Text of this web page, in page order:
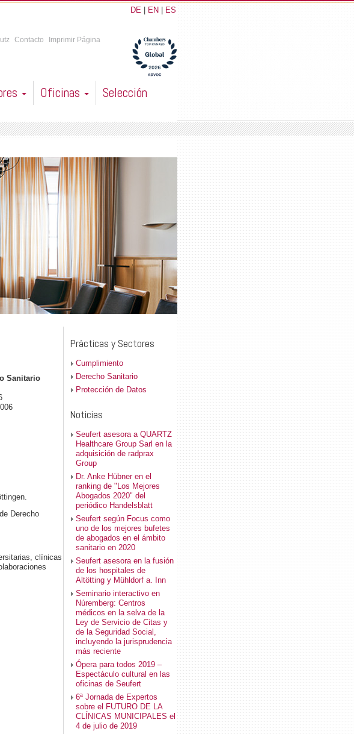
DE EN ES
Contacto Imprimir Página
Oficinas Selección
Sanitario
Derecho
clínicas
Prácticas y Sectores
Cumplimiento
Derecho Sanitario
Protección de Datos
Noticias
Seufert asesora a QUARTZ
Healthcare Group Sarl en la
adquisición de radprax
Group
Dr. Anke Hübner en el
ranking de "Los Mejores
Abogados 2020" del
periódico Handelsblatt
Seufert según Focus como
uno de los mejores bufetes
de abogados en el ámbito
sanitario en 2020
Seufert asesora en la fusión
de los hospitales de
Altötting y Mühldorf a. Inn
Seminario interactivo en
Núremberg: Centros
médicos en la selva de la
Ley de Servicio de Citas y
de la Seguridad Social,
incluyendo la jurisprudencia
más reciente
Ópera para todos 2019 –
Espectáculo cultural en las
oficinas de Seufert
6ª Jornada de Expertos
sobre el FUTURO DE LA
CLÍNICAS MUNICIPALES el
4 de julio de 2019